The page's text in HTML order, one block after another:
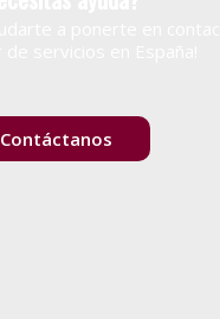
Contáctanos